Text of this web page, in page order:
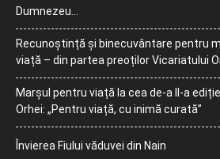
Dumnezeu…
Recunoștință și binecuvântare pentru
viață – din partea preoților Vicariatului
Marșul pentru viață la cea de-a II-a
Orhei: „Pentru viață, cu inimă curată”
Învierea Fiului văduvei din Nain